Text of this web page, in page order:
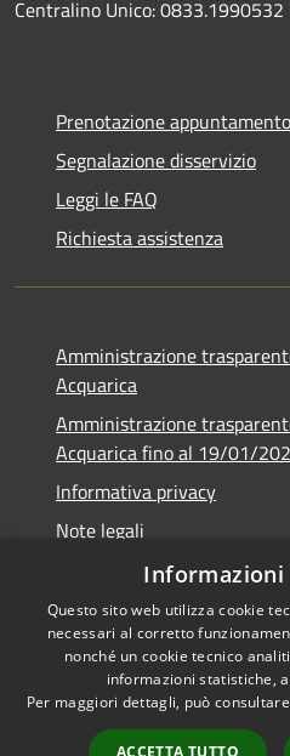
Centralino Unico: 0833.1990532
Prenotazione appuntamento
Segnalazione disservizio
Leggi le FAQ
Richiesta assistenza
Amministrazione
Acquarica
Amministrazione
Acquarica fino al 19/01/
Informativa privacy
Note legali
Dichiarazione di accessibilità
RSS
Accessibilità
Informazioni
Questo sito web utilizza cookie
necessari al corretto
nonché un cookie tecnico
informazioni statistiche,
Per maggiori dettagli, può
ACCETTA TUTTO